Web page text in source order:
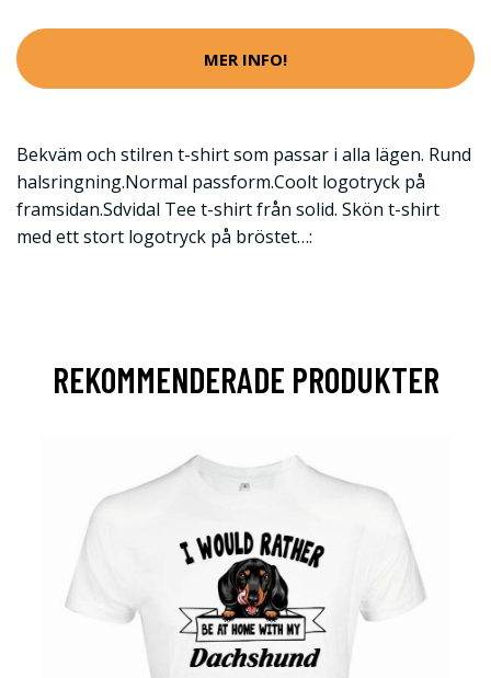
MER INFO!
Bekväm och stilren t-shirt som passar i alla lägen. Rund
halsringning.Normal passform.Coolt logotryck på
framsidan.Sdvidal Tee t-shirt från solid. Skön t-shirt
med ett stort logotryck på bröstet…:
REKOMMENDERADE PRODUKTER